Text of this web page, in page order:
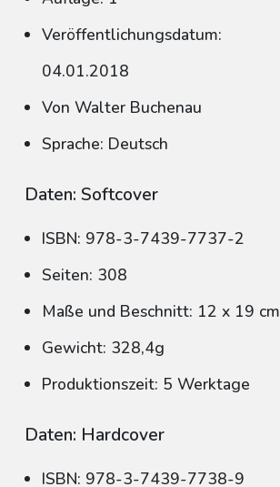
Veröffentlichungsdatum:
04.01.2018
Von Walter Buchenau
Sprache: Deutsch
Daten: Softcover
ISBN: 978-3-7439-7737-2
Seiten: 308
Maße und Beschnitt: 12 x 19 cm
Gewicht: 328,4g
Produktionszeit: 5 Werktage
Daten: Hardcover
ISBN: 978-3-7439-7738-9